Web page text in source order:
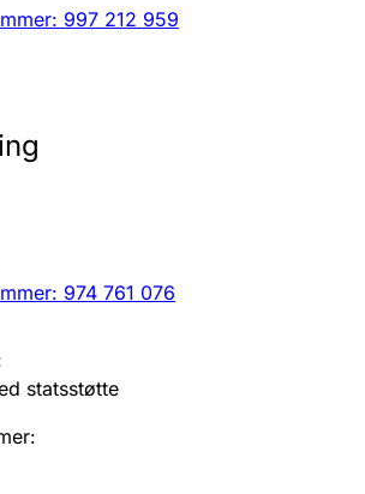
: 997 212 959
974 761 076
statsstøtte
: